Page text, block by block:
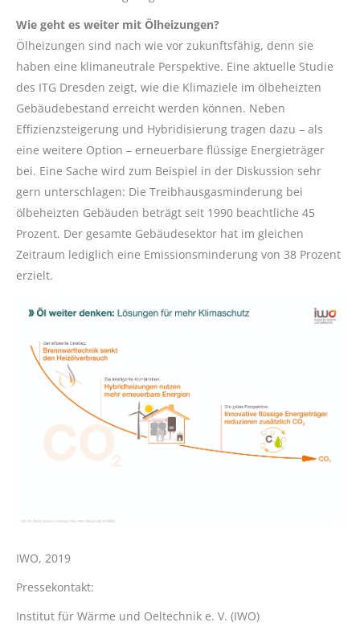
Wie geht es weiter mit Ölheizungen?
Ölheizungen sind nach wie vor zukunftsfähig, denn sie
haben eine klimaneutrale Perspektive. Eine aktuelle Studie
des ITG Dresden zeigt, wie die Klimaziele im ölbeheizten
Gebäudebestand erreicht werden können. Neben
Effizienzsteigerung und Hybridisierung tragen dazu – als
eine weitere Option – erneuerbare flüssige Energieträger
bei. Eine Sache wird zum Beispiel in der Diskussion sehr
gern unterschlagen: Die Treibhausgasminderung bei
ölbeheizten Gebäuden beträgt seit 1990 beachtliche 45
Prozent. Der gesamte Gebäudesektor hat im gleichen
Zeitraum lediglich eine Emissionsminderung von 38 Prozent
erzielt.
IWO, 2019
Pressekontakt:
Institut für Wärme und Oeltechnik e. V. (IWO)